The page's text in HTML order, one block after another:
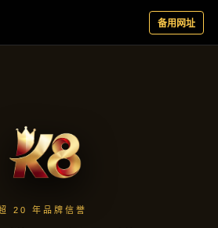
成效展示
首页 成效展示